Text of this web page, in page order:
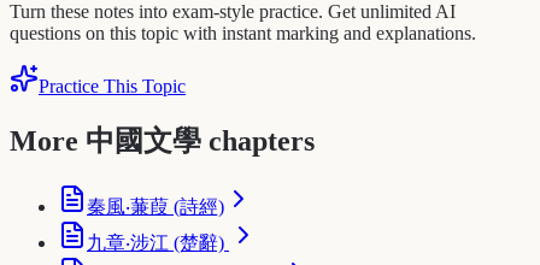
Turn these notes into exam-style practice. Get unlimited AI
questions on this topic with instant marking and explanations.
Practice This Topic
More 中國文學 chapters
秦風‧蒹葭 (詩經)
九章‧涉江 (楚辭)